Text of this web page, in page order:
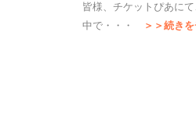
皆様、チケットぴあに
中で・・・
＞＞続き